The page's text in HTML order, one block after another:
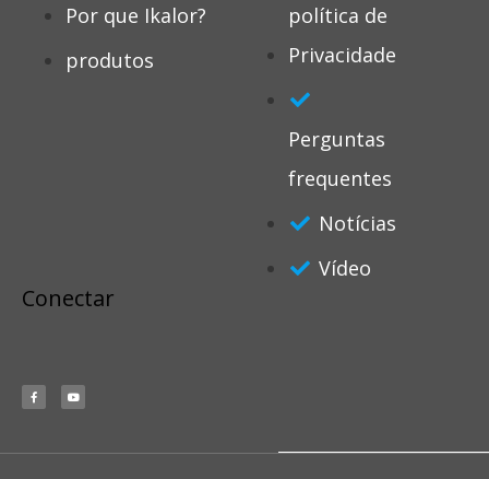
Por que Ikalor?
produtos
política de
Privacidade
Perguntas
frequentes
Notícias
Vídeo
Conectar